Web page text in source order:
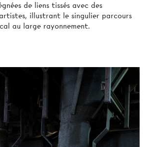
de liens tissés avec des
illustrant le singulier parcours
au large rayonnement.